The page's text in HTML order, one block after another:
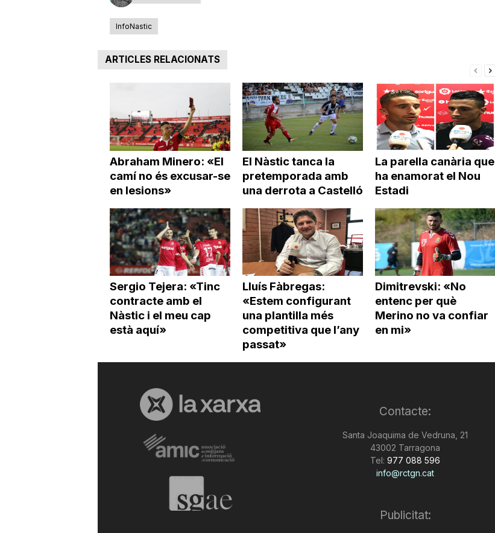
volum.
InfoNastic
ARTICLES RELACIONATS
Abraham Minero: «El
camí no és excusar-se
en lesions»
El Nàstic tanca la
pretemporada amb
una derrota a Castelló
La parella canària que
ha enamorat el Nou
Estadi
Sergio Tejera: «Tinc
contracte amb el
Nàstic i el meu cap
està aquí»
Lluís Fàbregas:
«Estem configurant
una plantilla més
competitiva que l’any
passat»
Dimitrevski: «No
entenc per què
Merino no va confiar
en mi»
Contacte:
Santa Joaquima de Vedruna, 21
43002 Tarragona
Tel: 977 088 596
info@rctgn.cat
Publicitat: